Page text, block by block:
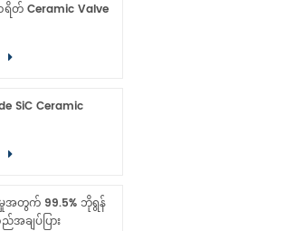
Ceramic Valve
SiC Ceramic
အတွက် 99.5% ဘိုရွန်
ချပ်ပြား